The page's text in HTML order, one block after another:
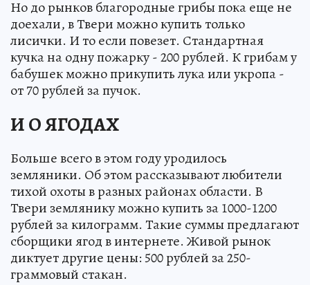
Но до рынков благородные грибы пока еще не
доехали, в Твери можно купить только
лисички. И то если повезет. Стандартная
кучка на одну пожарку - 200 рублей. К грибам у
бабушек можно прикупить лука или укропа -
от 70 рублей за пучок.
И О ЯГОДАХ
Больше всего в этом году уродилось
земляники. Об этом рассказывают любители
тихой охоты в разных районах области. В
Твери землянику можно купить за 1000-1200
рублей за килограмм. Такие суммы предлагают
сборщики ягод в интернете. Живой рынок
диктует другие цены: 500 рублей за 250-
граммовый стакан.